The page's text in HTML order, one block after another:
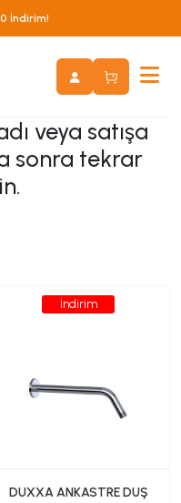
İndirim!
veya satışa
sonra tekrar
İndirim
DUXXA ANKASTRE DUŞ